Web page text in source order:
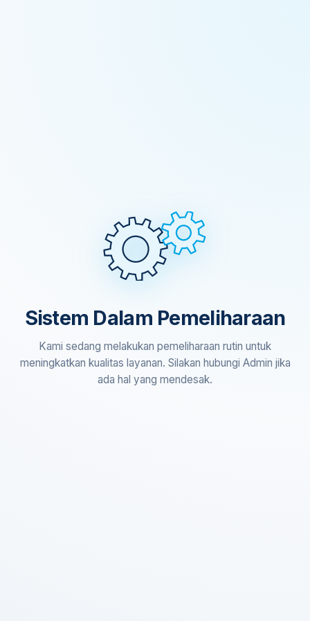
Sistem Dalam Pemeliharaan
Kami sedang melakukan pemeliharaan rutin untuk
meningkatkan kualitas layanan. Silakan hubungi Admin jika
ada hal yang mendesak.